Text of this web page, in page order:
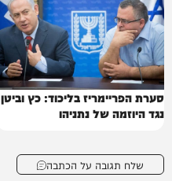
סערת הפריימריז בליכוד: כץ וביטן
נגד היוזמה של נתניהו
שלח תגובה על הכתבה